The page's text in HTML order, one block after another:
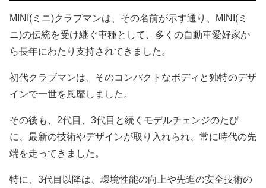
MINI(ミニ)クラブマンは、その名前が示す通り、MINI(ミ
ニ)の伝統を受け継ぐ車種として、多くの自動車愛好家か
ら長年にわたり支持されてきました。
初代クラブマンは、そのコンパクトなボディと独特のデザ
インで一世を風靡しました。
その後も、2代目、3代目と続くモデルチェンジのたび
に、最新の技術やデザインが取り入れられ、常に時代の先
端を走ってきました。
特に、3代目以降は、環境性能の向上や先進の安全技術の